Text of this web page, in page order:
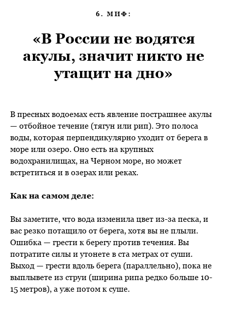
6. МИФ:
«В России не водятся
акулы, значит никто не
утащит на дно»
В пресных водоемах есть явление пострашнее акулы
— отбойное течение (тягун или рип). Это полоса
воды, которая перпендикулярно уходит от берега в
море или озеро. Оно есть на крупных
водохранилищах, на Черном море, но может
встретиться и в озерах или реках.
Как на самом деле:
Вы заметите, что вода изменила цвет из-за песка, и
вас резко потащило от берега, хотя вы не плыли.
Ошибка — грести к берегу против течения. Вы
потратите силы и утонете в ста метрах от суши.
Выход — грести вдоль берега (параллельно), пока не
выплывете из струи (ширина рипа редко больше 10-
15 метров), а уже потом к суше.